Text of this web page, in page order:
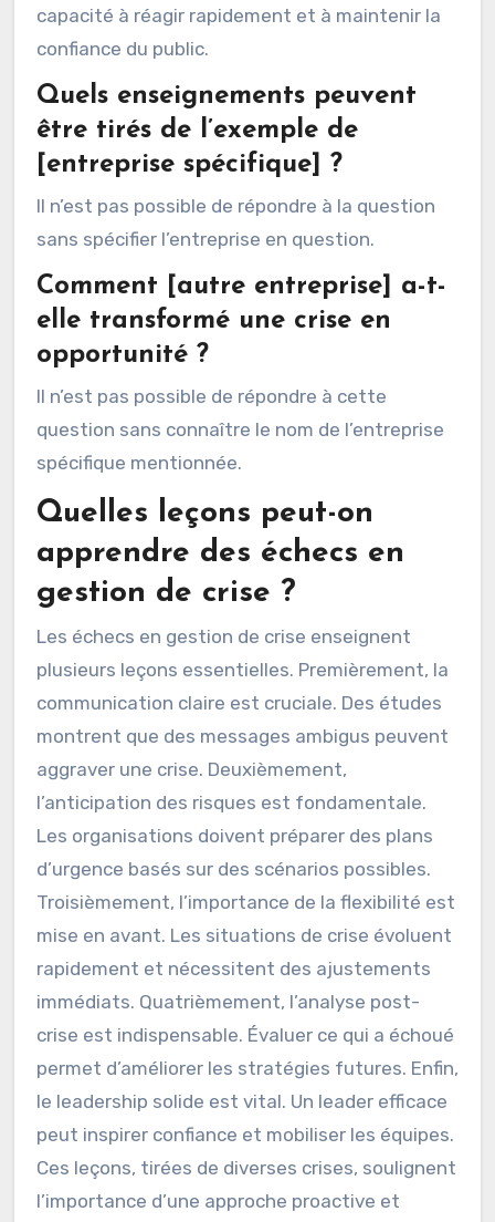
capacité à réagir rapidement et à maintenir la
confiance du public.
Quels enseignements peuvent
être tirés de l’exemple de
[entreprise spécifique] ?
Il n’est pas possible de répondre à la question
sans spécifier l’entreprise en question.
Comment [autre entreprise] a-t-
elle transformé une crise en
opportunité ?
Il n’est pas possible de répondre à cette
question sans connaître le nom de l’entreprise
spécifique mentionnée.
Quelles leçons peut-on
apprendre des échecs en
gestion de crise ?
Les échecs en gestion de crise enseignent
plusieurs leçons essentielles. Premièrement, la
communication claire est cruciale. Des études
montrent que des messages ambigus peuvent
aggraver une crise. Deuxièmement,
l’anticipation des risques est fondamentale.
Les organisations doivent préparer des plans
d’urgence basés sur des scénarios possibles.
Troisièmement, l’importance de la flexibilité est
mise en avant. Les situations de crise évoluent
rapidement et nécessitent des ajustements
immédiats. Quatrièmement, l’analyse post-
crise est indispensable. Évaluer ce qui a échoué
permet d’améliorer les stratégies futures. Enfin,
le leadership solide est vital. Un leader efficace
peut inspirer confiance et mobiliser les équipes.
Ces leçons, tirées de diverses crises, soulignent
l’importance d’une approche proactive et